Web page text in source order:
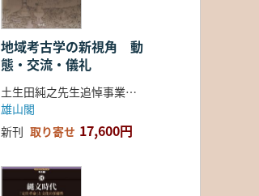
地域考古学の新視角 動
態・交流・儀礼
土生田純之先生追悼事業会 編
雄山閣
新刊 取り寄せ 17,600円